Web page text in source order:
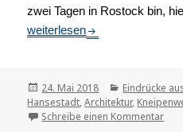
zwei Tagen in Rostock bin,
Rostock
weiterlesen
Veröffentlicht
am
24. Mai 2018 Kategorien
Eindrücke
Hansestadt,Architektur,
Schreibe einen Kommentar